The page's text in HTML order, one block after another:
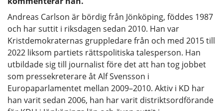
Andreas Carlson är bördig från Jönköping, föddes 1987
och har suttit i riksdagen sedan 2010. Han var
Kristdemokraternas gruppledare från och med 2015 till
2022 liksom partiets rättspolitiska talesperson. Han
utbildade sig till journalist före det att han tog jobbet
som pressekreterare åt Alf Svensson i
Europaparlamentet mellan 2009–2010. Aktiv i KD har
han varit sedan 2006, han har varit distriktsordförande